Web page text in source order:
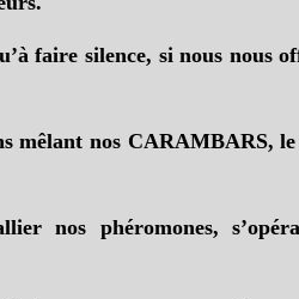
faire silence, si nous nous
mêlant nos CARAMBARS,
nos phéromones,